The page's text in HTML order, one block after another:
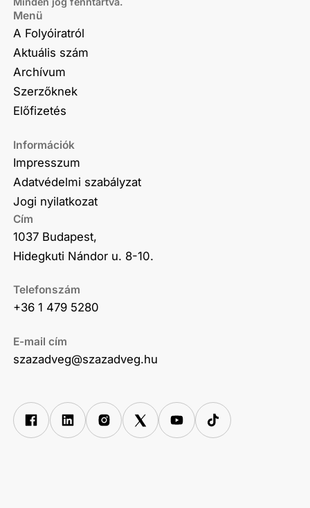
Menü
A Folyóiratról
Aktuális szám
Archívum
Szerzőknek
Előfizetés
Információk
Impresszum
Adatvédelmi szabályzat
Jogi nyilatkozat
Cím
1037 Budapest,
Hidegkuti Nándor u. 8-10.
Telefonszám
+36 1 479 5280
E-mail cím
szazadveg@szazadveg.hu